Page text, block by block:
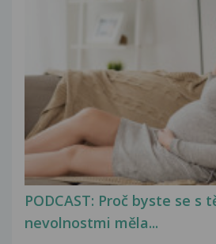
PODCAST: Proč byste se s
nevolnostmi měla...